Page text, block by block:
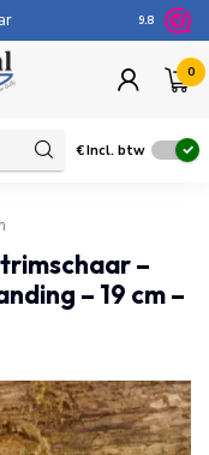
100
9.8
0
€Incl. btw
–
– 19 cm –